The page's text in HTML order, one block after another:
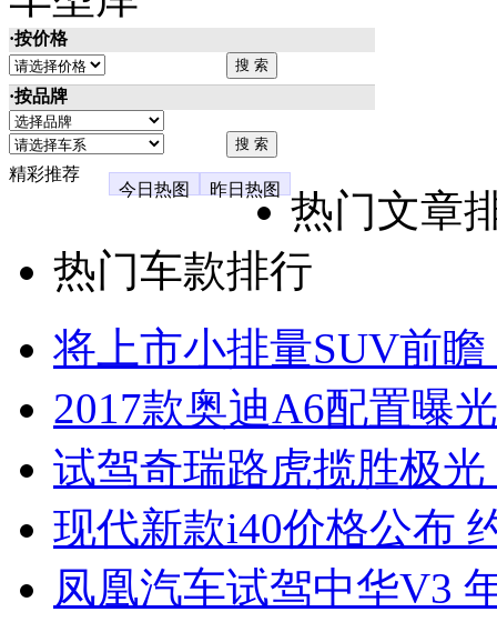
·按价格
·按品牌
精彩推荐
今日热图
昨日热图
热门文章
热门车款排行
将上市小排量SUV前
2017款奥迪A6配置曝
试驾奇瑞路虎揽胜极
现代新款i40价格公布
凤凰汽车试驾中华V3